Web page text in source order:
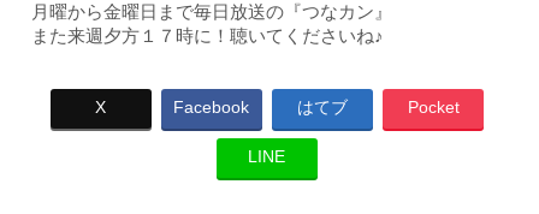
月曜から金曜日まで毎日放送の『つなカン』
また来週夕方１７時に！聴いてくださいね♪
X Facebook はてブ Pocket
LINE